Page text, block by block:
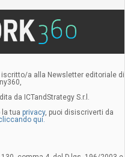
a alla Newsletter editoriale di
da ICTandStrategy S.r.l.
tua privacy, puoi disiscriverti da
qui.